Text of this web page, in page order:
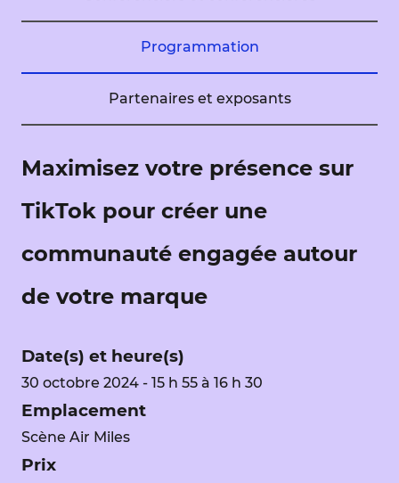
Programmation
Partenaires et exposants
Maximisez votre présence sur
TikTok pour créer une
communauté engagée autour
de votre marque
Date(s) et heure(s)
30 octobre 2024 - 15 h 55 à 16 h 30
Emplacement
Scène Air Miles
Prix